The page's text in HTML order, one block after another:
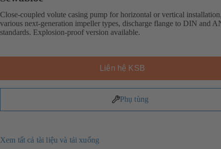
Close-coupled volute casing pump for horizontal or vertical
various next-generation impeller types, discharge flange to DIN and
standards. Explosion-proof version available.
Liên hệ KSB
Phụ tùng
Xem tất cả tài liệu và tải xuống